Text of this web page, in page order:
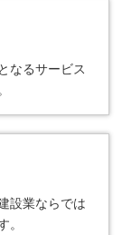
なるサービス
設業ならでは
。